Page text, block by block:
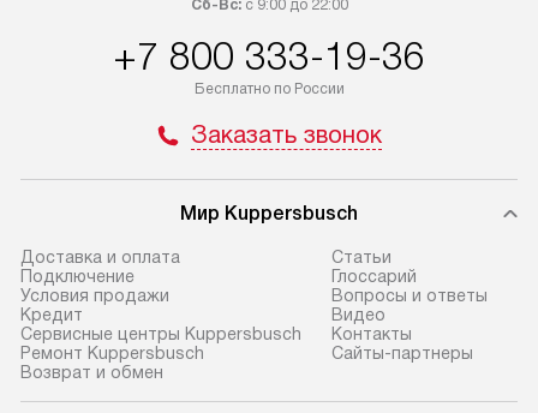
Сб-Вс:с 9:00 до 22:00
+7 800 333-19-36
Бесплатно по России
Заказать звонок
Мир Kuppersbusch
Доставка и оплата
Подключение
Условия продажи
Кредит
Сервисные центры Kuppersbusch
Ремонт Kuppersbusch
Возврат и обмен
Cтатьи
Глоссарий
Вопросы и ответы
Видео
Контакты
Сайты-партнеры